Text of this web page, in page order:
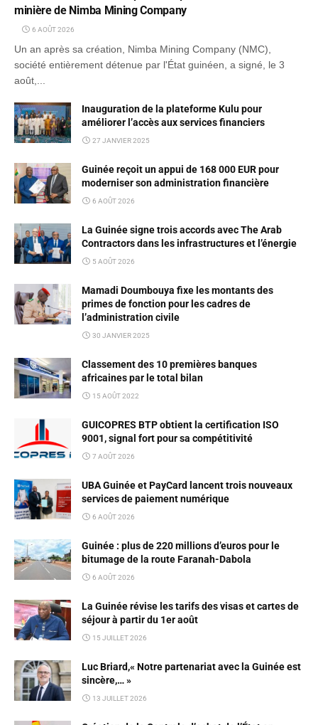
minière de Nimba Mining Company
6 AOÛT 2026
Un an après sa création, Nimba Mining Company (NMC),
société entièrement détenue par l'État guinéen, a signé, le 3
août,...
Inauguration de la plateforme Kulu pour
améliorer l’accès aux services financiers
27 JANVIER 2025
Guinée reçoit un appui de 168 000 EUR pour
moderniser son administration financière
6 AOÛT 2026
La Guinée signe trois accords avec The Arab
Contractors dans les infrastructures et l’énergie
5 AOÛT 2026
Mamadi Doumbouya fixe les montants des
primes de fonction pour les cadres de
l’administration civile
30 JANVIER 2025
Classement des 10 premières banques
africaines par le total bilan
15 AOÛT 2022
GUICOPRES BTP obtient la certification ISO
9001, signal fort pour sa compétitivité
7 AOÛT 2026
UBA Guinée et PayCard lancent trois nouveaux
services de paiement numérique
6 AOÛT 2026
Guinée : plus de 220 millions d’euros pour le
bitumage de la route Faranah-Dabola
6 AOÛT 2026
La Guinée révise les tarifs des visas et cartes de
séjour à partir du 1er août
15 JUILLET 2026
Luc Briard,« Notre partenariat avec la Guinée est
sincère,… »
13 JUILLET 2026